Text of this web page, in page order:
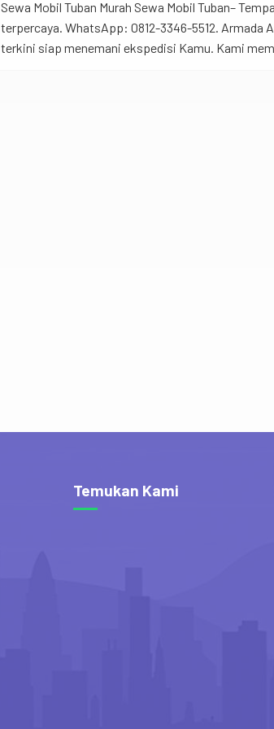
Sewa Mobil Tuban Murah Sewa Mobil Tuban–
terpercaya. WhatsApp: 0812-3346-5512. Armada
terkini siap menemani ekspedisi Kamu. Kami
Temukan Kami